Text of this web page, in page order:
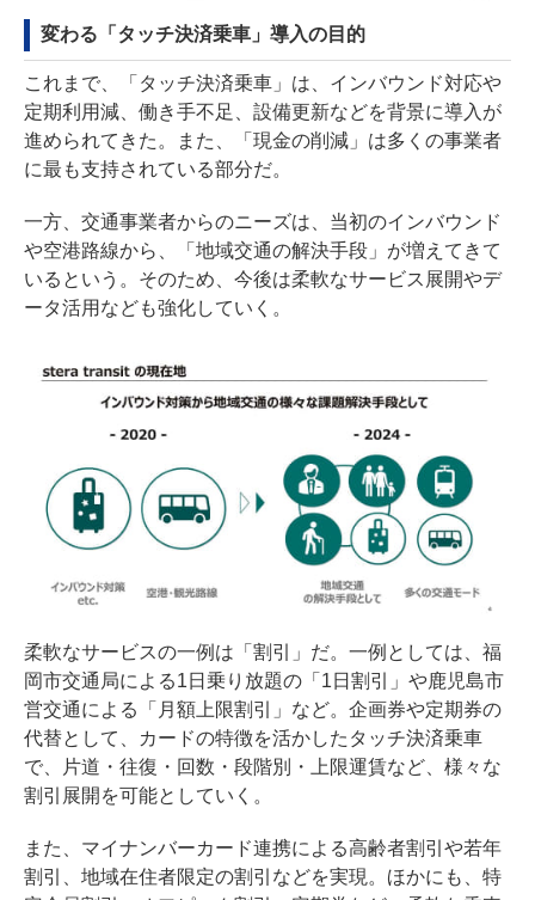
変わる「タッチ決済乗車」導入の目的
これまで、「タッチ決済乗車」は、インバウンド対応や
定期利用減、働き手不足、設備更新などを背景に導入が
進められてきた。また、「現金の削減」は多くの事業者
に最も支持されている部分だ。
一方、交通事業者からのニーズは、当初のインバウンド
や空港路線から、「地域交通の解決手段」が増えてきて
いるという。そのため、今後は柔軟なサービス展開やデ
ータ活用なども強化していく。
柔軟なサービスの一例は「割引」だ。一例としては、福
岡市交通局による1日乗り放題の「1日割引」や鹿児島市
営交通による「月額上限割引」など。企画券や定期券の
代替として、カードの特徴を活かしたタッチ決済乗車
で、片道・往復・回数・段階別・上限運賃など、様々な
割引展開を可能としていく。
また、マイナンバーカード連携による高齢者割引や若年
割引、地域在住者限定の割引などを実現。ほかにも、特